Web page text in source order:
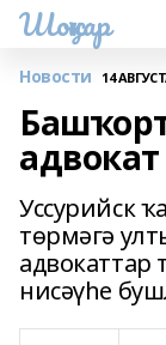
Шоңҡар
Новости 14
Уссурийск
төрмәгә
адвокаттар
нисәүһе